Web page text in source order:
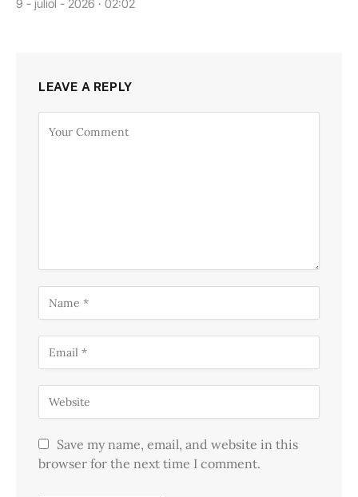
9 - juliol - 2026 · 02:02
LEAVE A REPLY
Save my name, email, and website in this
browser for the next time I comment.